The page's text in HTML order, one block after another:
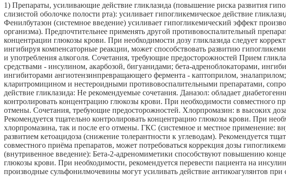
1) Препараты, усиливающие действие гликлазида (повышение риска развития
слизистой оболочке полости рта): усиливает гипогликемическое действие
Фенилбутазон (системное введение) усиливает гипогликемический эффект
организма). Предпочтительнее применять другой противовоспалительный
концентрации глюкозы крови. При необходимости дозу гликлазида следует
ингибируя компенсаторные реакции, может способствовать развитию
и употребления алкоголя. Сочетания, требующие предосторожностей Прием
средствами - инсулином, акарбозой, бигуанидами; бета-адреноблокаторами,
ингибиторами ангиотензинпревращающего фермента - каптоприлом,
кларитромицином и нестероидными противовоспалительными препаратами,
действие гликлазида: Не рекомендуемые сочетания. Даназол: обладает
контролировать концентрацию глюкозы крови. При необходимости совместного
отмены. Сочетания, требующие предосторожностей. Хлорпромазин: в высоких
Рекомендуется тщательно контролировать концентрацию глюкозы крови. При
хлорпромазина, так и после его отмены. ГКС (системное и местное применение:
развитием кетоацидоза (снижение толерантности к углеводам). Рекомендуется
совместного приёма препаратов, может потребоваться коррекция дозы
(внутривенное введение): Бета-2-адреномиметики способствуют повышению
глюкозы крови. При необходимости, рекомендуется перевести пациента на
производные сульфонилмочевины могут усиливать действие антикоагулянтов